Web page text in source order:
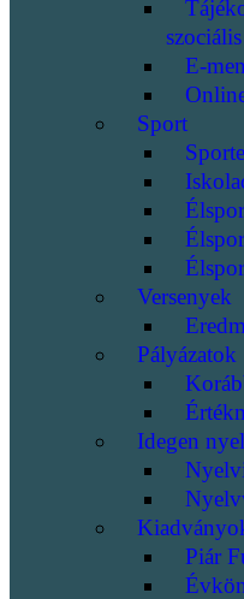
E-
Sport
Versenyek
Pályázatok
Idegen
Piár